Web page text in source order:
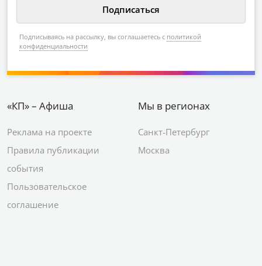
Подписываясь на рассылку, вы соглашаетесь с политикой
конфиденциальности
«КП» – Афиша
Реклама на проекте
Правила публикации
события
Пользовательское
соглашение
Мы в регионах
Санкт-Петербург
Москва